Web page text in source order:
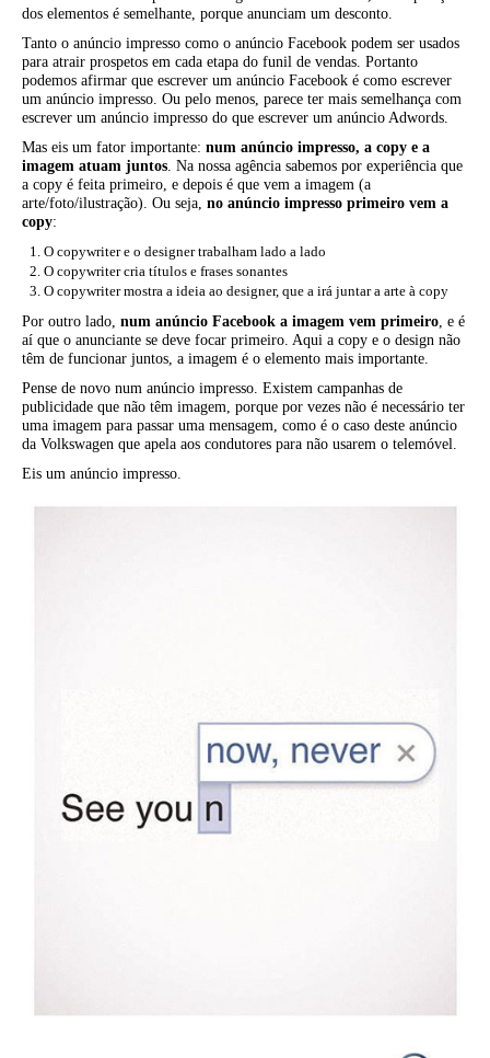
dos elementos é semelhante, porque anunciam um desconto.
Tanto o anúncio impresso como o anúncio Facebook podem ser usados
para atrair prospetos em cada etapa do funil de vendas. Portanto
podemos afirmar que escrever um anúncio Facebook é como escrever
um anúncio impresso. Ou pelo menos, parece ter mais semelhança com
escrever um anúncio impresso do que escrever um anúncio Adwords.
Mas eis um fator importante: num anúncio impresso, a copy e a
imagem atuam juntos. Na nossa agência sabemos por experiência que
a copy é feita primeiro, e depois é que vem a imagem (a
arte/foto/ilustração). Ou seja, no anúncio impresso primeiro vem a
copy:
O copywriter e o designer trabalham lado a lado
O copywriter cria títulos e frases sonantes
O copywriter mostra a ideia ao designer, que a irá juntar a arte à copy
Por outro lado, num anúncio Facebook a imagem vem primeiro, e é
aí que o anunciante se deve focar primeiro. Aqui a copy e o design não
têm de funcionar juntos, a imagem é o elemento mais importante.
Pense de novo num anúncio impresso. Existem campanhas de
publicidade que não têm imagem, porque por vezes não é necessário ter
uma imagem para passar uma mensagem, como é o caso deste anúncio
da Volkswagen que apela aos condutores para não usarem o telemóvel.
Eis um anúncio impresso.